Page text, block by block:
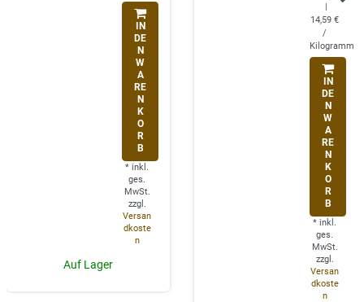
IN
DE
N
W
A
RE
N
K
O
R
B
* inkl.
ges.
MwSt.
zzgl.
Versan
dkoste
n
Auf Lager
|
14,59 €
/
Kilogramm
IN
DE
N
W
A
RE
N
K
O
R
B
* inkl.
ges.
MwSt.
zzgl.
Versan
dkoste
n